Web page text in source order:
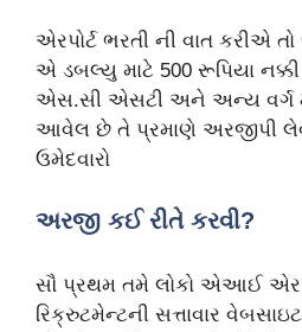
એરપોર્ટ ભરતી ની વાત
એ ડબલ્યુ માટે 500 રૂપિયા
એસ.સી એસટી અને અન્ય વર્ગ
આવેલ છે તે પ્રમાણે અરજીપી
ઉમેદવારો
અરજી કઈ રીતે કરવી?
સૌ પ્રથમ તમે લોકો એઆઈ
રિક્રુટમેન્ટની સત્તાવાર